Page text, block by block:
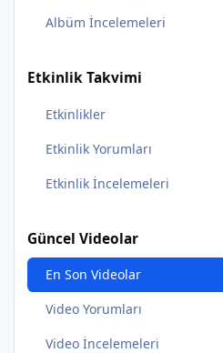
Albüm İncelemeleri
Etkinlik Takvimi
Etkinlikler
Etkinlik Yorumları
Etkinlik İncelemeleri
Güncel Videolar
En Son Videolar
Video Yorumları
Video İncelemeleri